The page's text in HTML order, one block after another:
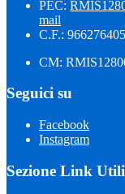
PEC:
mail
C.F.:
CM:
Seguici su
Facebook
Instagram
Sezione Link Utili